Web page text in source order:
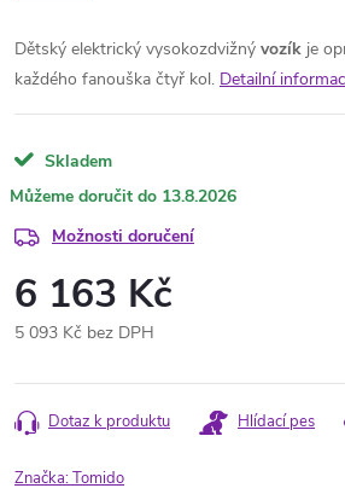
Dětský elektrický vysokozdvižný vozík je
každého fanouška čtyř kol. Detailní
Skladem
13.8.2026
Možnosti doručení
6 163 Kč
5 093 Kč bez DPH
cena:
Dotaz k produktu Hlídací pes
Značka:Tomido